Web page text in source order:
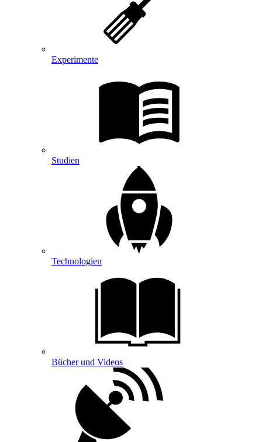
Experimente
Studien
Technologien
Bücher und Videos